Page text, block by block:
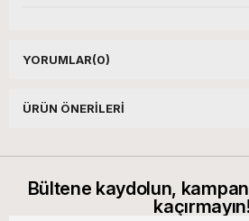
YORUMLAR(0)
ÜRÜN ÖNERILERI
Bültene kaydolun,
kaçırmayın!